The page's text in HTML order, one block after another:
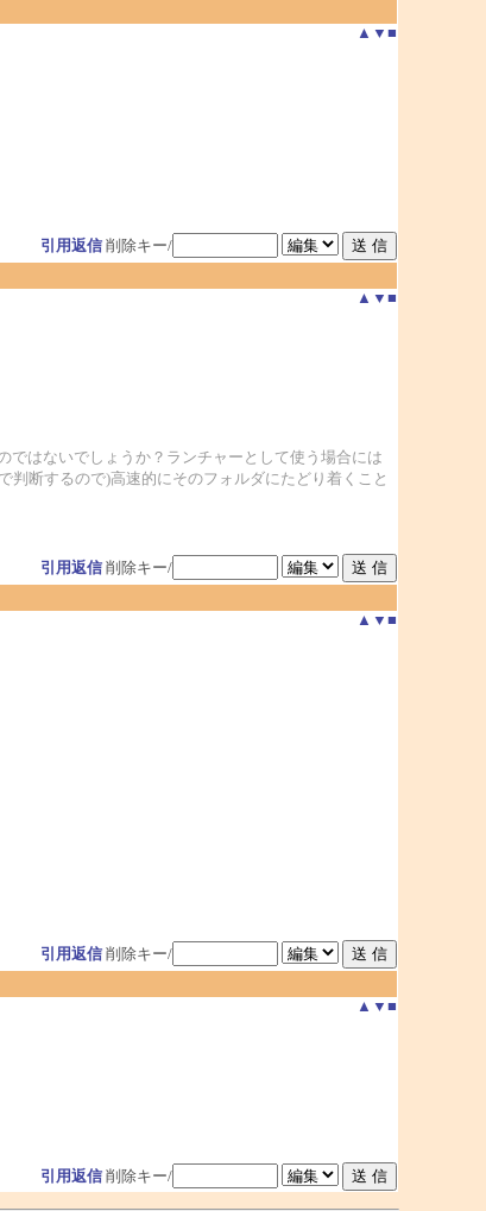
▲ ▼ ■
引用返信 削除キー/
▲ ▼ ■
はないでしょうか？ランチャーとして使う場合には
断するので)高速的にそのフォルダにたどり着くこと
引用返信 削除キー/
▲ ▼ ■
引用返信 削除キー/
▲ ▼ ■
引用返信 削除キー/